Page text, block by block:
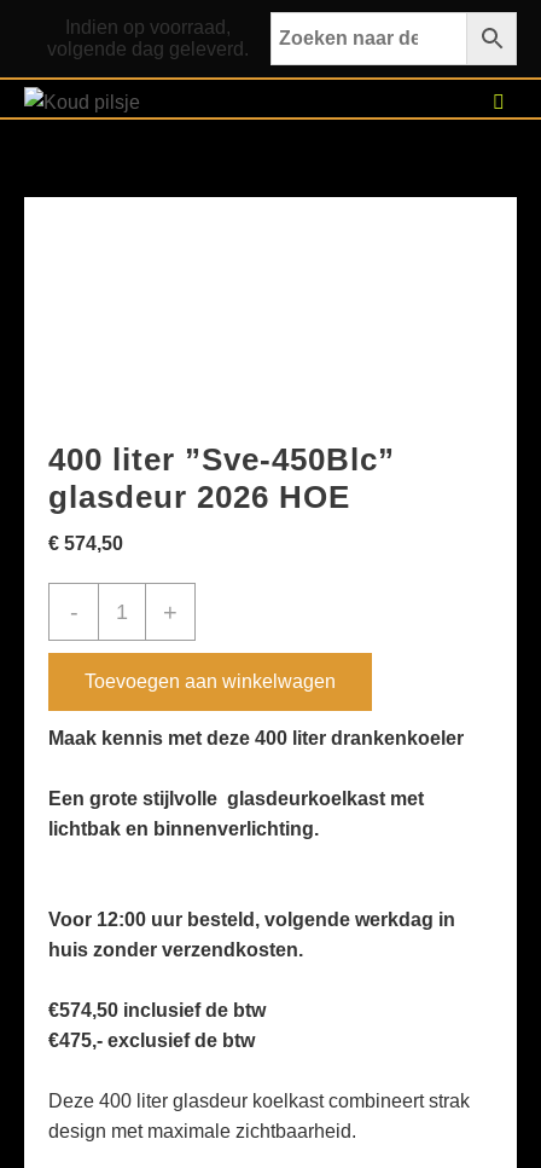
de
inhoud
Indien op voorraad,
volgende dag geleverd.
400 liter ”Sve-450Blc”
glasdeur 2026 HOE
€ 574,50
-
400
liter
glasdeur
HOE
aantal
+
Toevoegen aan winkelwagen
Maak kennis met deze 400 liter drankenkoeler
Een grote stijlvolle glasdeurkoelkast met
lichtbak en binnenverlichting.
Voor 12:00 uur besteld, volgende werkdag in
huis zonder verzendkosten.
€574,50 inclusief de btw
€475,- exclusief de btw
Deze 400 liter glasdeur koelkast combineert strak
design met maximale zichtbaarheid.